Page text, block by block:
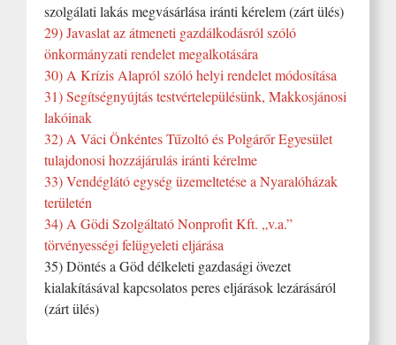
szolgálati lakás megvásárlása iránti kérelem (zárt ülés)
29) Javaslat az átmeneti gazdálkodásról szóló
önkormányzati rendelet megalkotására
30) A Krízis Alapról szóló helyi rendelet módosítása
31) Segítségnyújtás testvértelepülésünk, Makkosjánosi
lakóinak
32) A Váci Önkéntes Tűzoltó és Polgárőr Egyesület
tulajdonosi hozzájárulás iránti kérelme
33) Vendéglátó egység üzemeltetése a Nyaralóházak
területén
34) A Gödi Szolgáltató Nonprofit Kft. „v.a.”
törvényességi felügyeleti eljárása
35) Döntés a Göd délkeleti gazdasági övezet
kialakításával kapcsolatos peres eljárások lezárásáról
(zárt ülés)